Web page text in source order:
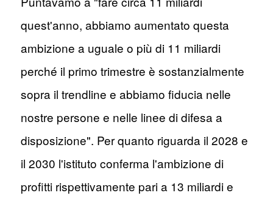
quest'anno, abbiamo aumentato questa
ambizione a uguale o più di 11 miliardi
perché il primo trimestre è sostanzialmente
sopra il trendline e abbiamo fiducia nelle
nostre persone e nelle linee di difesa a
disposizione". Per quanto riguarda il 2028 e
il 2030 l'istituto conferma l'ambizione di
profitti rispettivamente pari a 13 miliardi e